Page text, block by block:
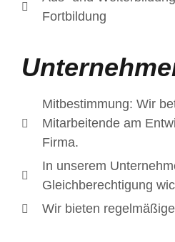
Fortbildung
Mitbestimmung: Wir
Mitarbeitende am
Firma.
In unserem
Gleichberechtigung
Wir bieten